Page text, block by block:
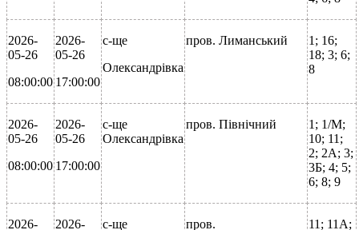
2026-
05-26
08:00:00
2026-
05-26
17:00:00
с-ще
Олександрівка
пров. Лиманський
1; 16;
18; 3; 6;
8
2026-
05-26
08:00:00
2026-
05-26
17:00:00
с-ще
Олександрівка
пров. Північний
1; 1/М;
10; 11;
2; 2А; 3;
3Б; 4; 5;
6; 8; 9
2026-
2026-
с-ще
пров.
11; 11А;